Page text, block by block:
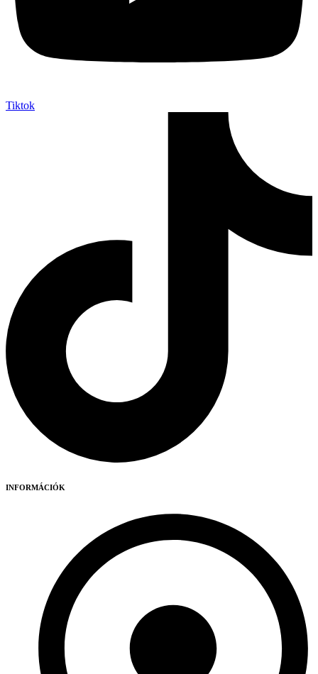
Tiktok
INFORMÁCIÓK